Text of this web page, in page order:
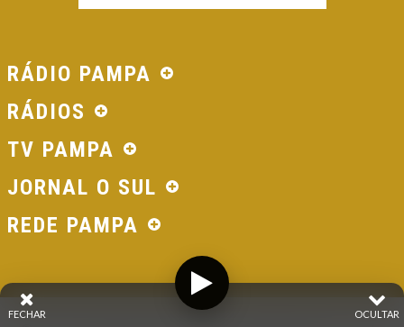
RÁDIO PAMPA
RÁDIOS
TV PAMPA
JORNAL O SUL
REDE PAMPA
OCULTAR
FECHAR